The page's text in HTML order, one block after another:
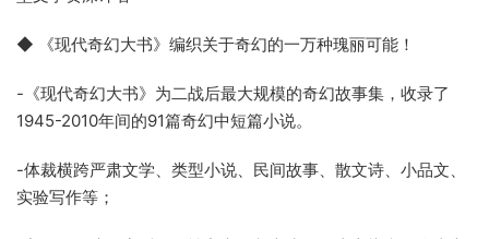
◆ 《现代奇幻大书》编织关于奇幻的一万种瑰丽可能！
-《现代奇幻大书》为二战后最大规模的奇幻故事集，收录了
1945-2010年间的91篇奇幻中短篇小说。
-体裁横跨严肃文学、类型小说、民间故事、散文诗、小品文、
实验写作等；